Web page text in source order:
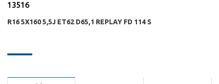
13516
R16 5X160 5,5J ET62 D65,1 REPLAY FD 114 S